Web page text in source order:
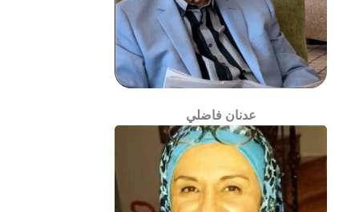
عدنان فاضلي